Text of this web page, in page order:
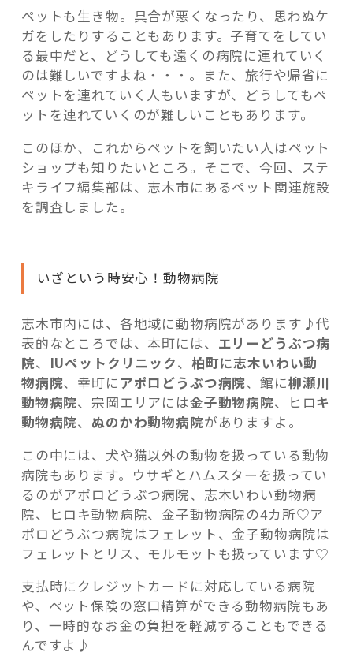
の
ペットも生き物。具合が悪くなったり、思わぬケ
ガをしたりすることもあります。子育てをしてい
る最中だと、どうしても遠くの病院に連れていく
のは難しいですよね・・・。また、旅行や帰省に
ペットを連れていく人もいますが、どうしてもペ
ットを連れていくのが難しいこともあります。
このほか、これからペットを飼いたい人はペット
ショップも知りたいところ。そこで、今回、ステ
キライフ編集部は、志木市にあるペット関連施設
を調査しました。
いざという時安心！動物病院
志木市内には、各地域に動物病院があります♪代
表的なところでは、本町には、 エリーどうぶつ病
院、 IUペットクリニック、 柏町に志木いわい動
物病院、幸町に アポロどうぶつ病院、館に柳瀬川
動物病院、宗岡エリアには金子動物病院、ヒロキ
動物病院、 ぬのかわ動物病院がありますよ。
この中には、犬や猫以外の動物を扱っている動物
病院もあります。ウサギとハムスターを扱ってい
るのがアポロどうぶつ病院、志木いわい動物病
院、ヒロキ動物病院、金子動物病院の4カ所♡ア
ポロどうぶつ病院はフェレット、金子動物病院は
フェレットとリス、モルモットも扱っています♡
支払時にクレジットカードに対応している病院
や、ペット保険の窓口精算ができる動物病院もあ
り、一時的なお金の負担を軽減することもできる
んですよ♪